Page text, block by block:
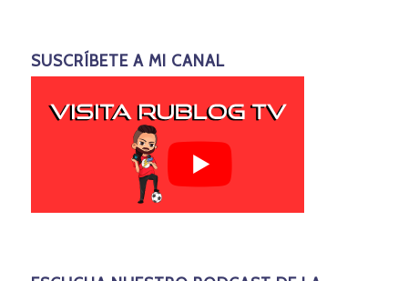
SUSCRÍBETE A MI CANAL